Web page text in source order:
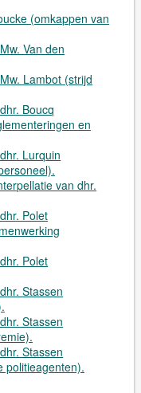
(omkappen van
Van den
Lambot (strijd
Boucq
en
Lurquin
van dhr.
Polet
Polet
Stassen
Stassen
Stassen
politieagenten).